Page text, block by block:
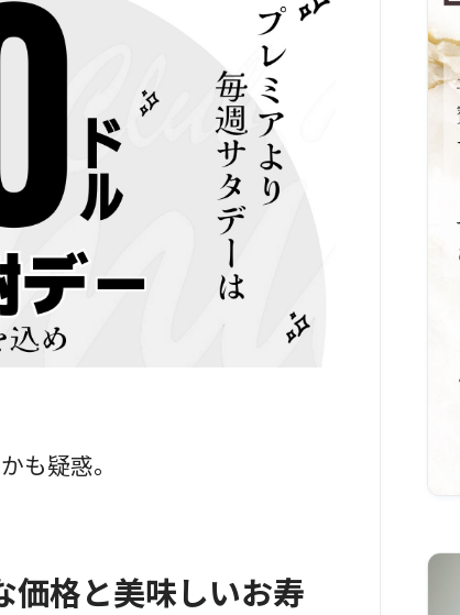
も疑惑。
価格と美味しいお寿